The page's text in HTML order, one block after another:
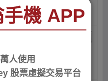
機 APP
人使用
股票虛擬交易平台